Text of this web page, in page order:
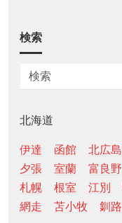
検索
北海道
伊達 函館 北広島
夕張
室蘭 富良野
札幌
根室 江別
網走
苫小牧 釧路